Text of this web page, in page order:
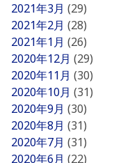
2021年3月 (29)
2021年2月 (28)
2021年1月 (26)
2020年12月 (29)
2020年11月 (30)
2020年10月 (31)
2020年9月 (30)
2020年8月 (31)
2020年7月 (31)
2020年6月 (22)